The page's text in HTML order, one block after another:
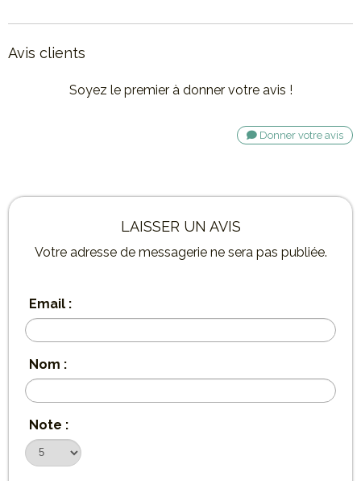
Avis clients
Soyez le premier à donner votre avis !
Donner votre avis
LAISSER UN AVIS
Votre adresse de messagerie ne sera pas publiée.
Email :
Nom :
Note :